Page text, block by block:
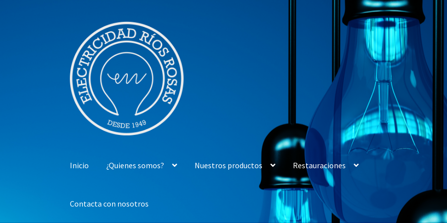
la
navegación
contenido
Inicio ¿Quienes somos? Nuestros productos Restauraciones
Contacta con nosotros